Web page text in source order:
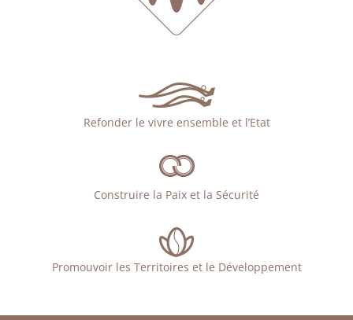
Refonder le vivre ensemble et l’Etat
Construire la Paix et la Sécurité
Promouvoir les Territoires et le Développement